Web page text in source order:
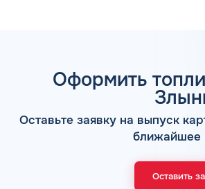
Оформить
Оставьте заявку на выпуск
ближайшее
Оставить
ТОПЛИВНЫЕ